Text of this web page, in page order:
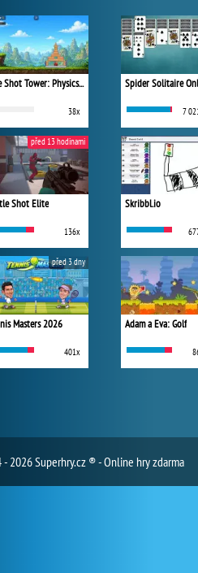
One Shot Tower: Physics Destroyer
38x
Shot Elite
136x
před 13 hodinami
Masters 2026
401x
před 3 dny
Spider Solitaire
7
Skribbl.io
Adam a Eva: Golf
2026 Superhry.cz ® - Online hry zdarma